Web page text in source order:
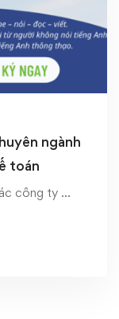
ngành
toán
công ty …